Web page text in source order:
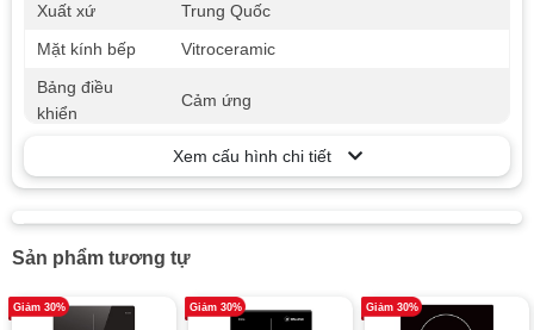
Xuất xứ
Trung Quốc
Mặt kính bếp
Vitroceramic
Bảng điều
khiển
Cảm ứng
9 mức công suất
Nồi nấu
Đáy bằng phẳng, ưu tiên đáy mỏng
Tự nhận diện
vùng nấu
xoong nồi rời
Có
Xem cấu hình chi tiết
Sản phẩm tương tự
Giảm 30% Giảm 30% Giảm 30%